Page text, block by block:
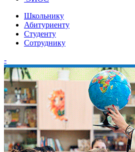
Школьнику
Абитуриенту
Студенту
Сотруднику
-